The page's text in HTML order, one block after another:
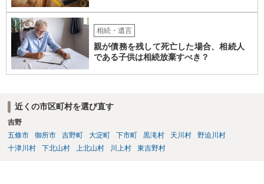
相続・遺言
親が債務を残して死亡した場合、相続人
である子供は相続放棄すべき？
近くの市区町村を選び直す
吉野
五條市
御所市 吉野町 大淀町 下市町 黒滝村 天川村
野迫川村
十津川村
下北山村 上北山村 川上村 東吉野村